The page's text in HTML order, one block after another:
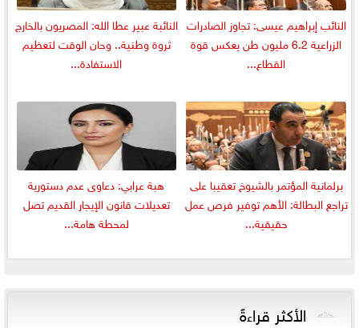
النائب إبراهيم عيسى: تجاوز الصادرات
الزراعية 6.2 مليون طن يعكس قوة
القطاع...
النائبة عبير عطا الله: المصريون بالخارج
ثروة وطنية.. وحان الوقت لتعظيم
الاستفادة...
برلمانية المؤتمر بالشيوخ تعقيبا على
تراجع البطالة: الأهم توفير فرص عمل
حقيقية...
هبة عرابي: دعاوى عدم دستورية
تعديلات قانون الإيجار القديم تصل
لمحطة هامة...
الأكثر قراءةً